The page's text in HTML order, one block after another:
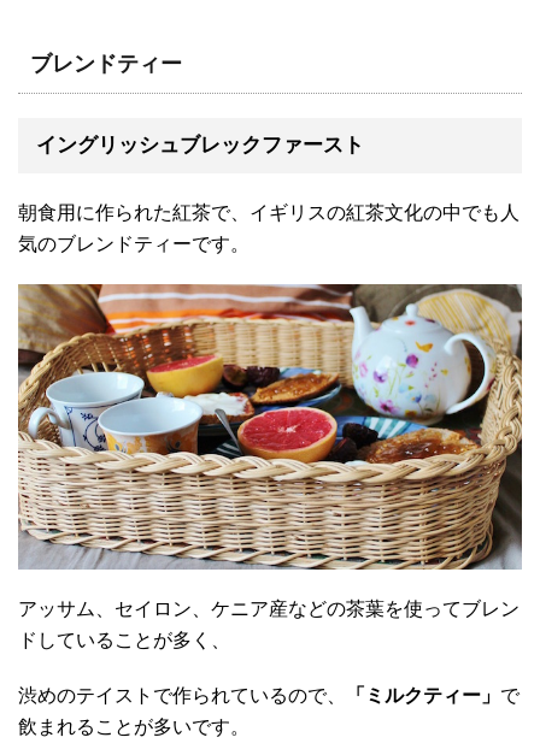
ブレンドティー
イングリッシュブレックファースト
朝食用に作られた紅茶で、イギリスの紅茶文化の中でも人
気のブレンドティーです。
アッサム、セイロン、ケニア産などの茶葉を使ってブレン
ドしていることが多く、
渋めのテイストで作られているので、 「ミルクティー」 で
飲まれることが多いです。